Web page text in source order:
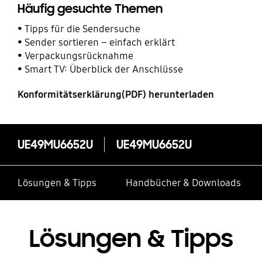
Häufig gesuchte Themen
Tipps für die Sendersuche
Sender sortieren – einfach erklärt
Verpackungsrücknahme
Smart TV: Überblick der Anschlüsse
Konformitätserklärung(PDF) herunterladen
UE49MU6652U UE49MU6652U
Lösungen & Tipps Handbücher & Downloads
Lösungen & Tipps